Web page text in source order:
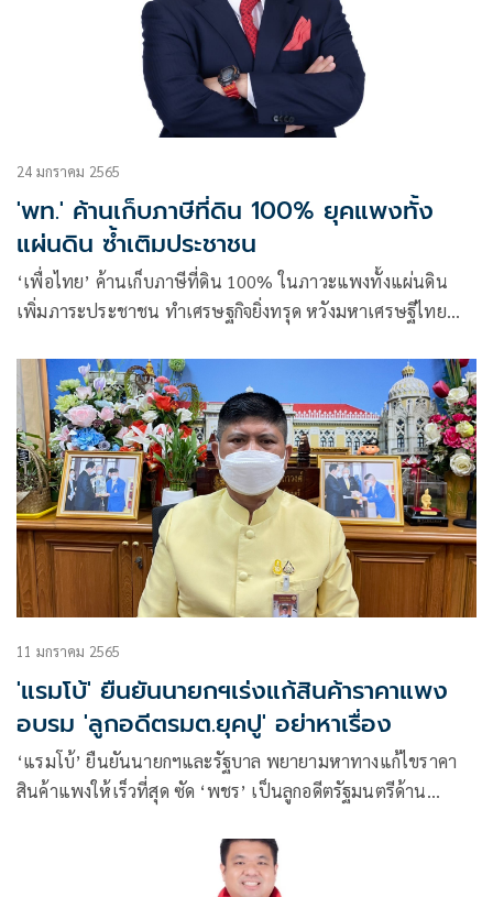
24 มกราคม 2565
'พท.' ค้านเก็บภาษีที่ดิน 100% ยุคแพงทั้ง
แผ่นดิน ซ้ำเติมประชาชน
‘เพื่อไทย’ ค้านเก็บภาษีที่ดิน 100% ในภาวะแพงทั้งแผ่นดิน
เพิ่มภาระประชาชน ทำเศรษฐกิจยิ่งทรุด หวังมหาเศรษฐีไทย
11 มกราคม 2565
'แรมโบ้' ยืนยันนายกฯเร่งแก้สินค้าราคาแพง
อบรม 'ลูกอดีตรมต.ยุคปู' อย่าหาเรื่อง
‘แรมโบ้’ ยืนยันนายกฯและรัฐบาล พยายามหาทางแก้ไขราคา
สินค้าแพงให้เร็วที่สุด ซัด ‘พชร’ เป็นลูกอดีตรัฐมนตรีด้าน
รับความเดือดร้อนจริงควรออกไปช่วยเหลือประชาชนบ้าง